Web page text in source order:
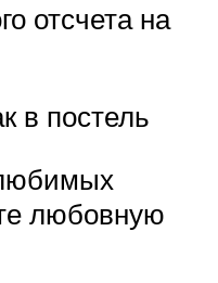
отсчета на
в постель
любовную